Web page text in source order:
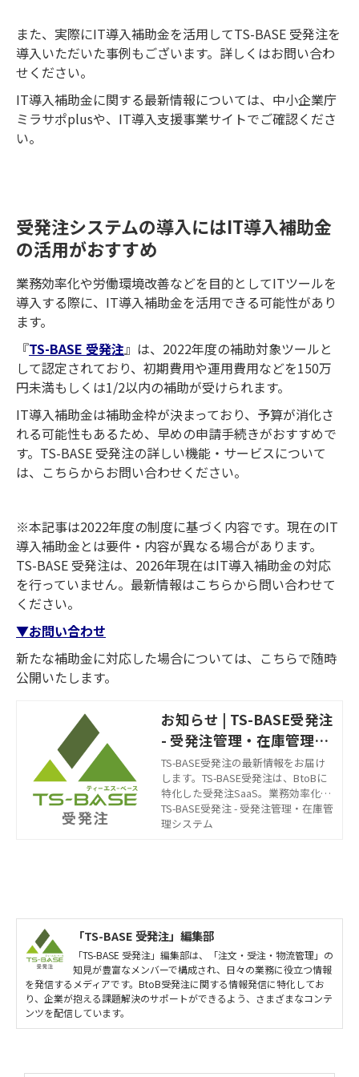
また、実際にIT導入補助金を活用してTS-BASE 受発注を
導入いただいた事例もございます。詳しくはお問い合わ
せください。
IT導入補助金に関する最新情報については、中小企業庁
ミラサポplusや、IT導入支援事業サイトでご確認くださ
い。
受発注システムの導入にはIT導入補助金
の活用がおすすめ
業務効率化や労働環境改善などを目的としてITツールを
導入する際に、IT導入補助金を活用できる可能性があり
ます。
『TS-BASE 受発注』は、2022年度の補助対象ツールと
して認定されており、初期費用や運用費用などを150万
円未満もしくは1/2以内の補助が受けられます。
IT導入補助金は補助金枠が決まっており、予算が消化さ
れる可能性もあるため、早めの申請手続きがおすすめで
す。TS-BASE 受発注の詳しい機能・サービスについて
は、こちらからお問い合わせください。
※本記事は2022年度の制度に基づく内容です。現在のIT
導入補助金とは要件・内容が異なる場合があります。
TS-BASE 受発注は、2026年現在はIT導入補助金の対応
を行っていません。最新情報はこちらから問い合わせて
ください。
▼お問い合わせ
新たな補助金に対応した場合については、こちらで随時
公開いたします。
お知らせ | TS-BASE受発注
- 受発注管理・在庫管理シ
ステム
TS-BASE受発注の最新情報をお届け
します。TS-BASE受発注は、BtoBに
特化した受発注SaaS。業務効率化や
コスト削減など、受発注業務のあら
ゆるお悩みを解決します。受発注管
TS-BASE受発注 - 受発注管理・在庫管
理システム
「TS-BASE 受発注」編集部
「TS-BASE 受発注」編集部は、「注文・受注・物流管理」の
知見が豊富なメンバーで構成され、日々の業務に役立つ情報
を発信するメディアです。BtoB受発注に関する情報発信に特化してお
り、企業が抱える課題解決のサポートができるよう、さまざまなコンテ
ンツを配信しています。